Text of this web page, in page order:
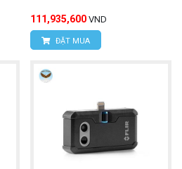
111,935,600 VND
ĐẶT MUA